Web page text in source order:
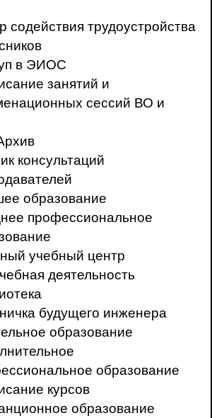
содействия трудоустройства
в ЭИОС
занятий и
сессий ВО и
консультаций
образование
профессиональное
учебный центр
деятельность
будущего инженера
образование
образование
курсов
образование